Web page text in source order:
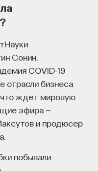
Сонин.
COVID-19
отрасли бизнеса
что ждет мировую
эфира —
и продюсер
побывали
тратим на сон,
ли его
роль играет
Что
какие циклы
задействованы?
ночь наши ресурсы
отдохнувшими.
можно найти,